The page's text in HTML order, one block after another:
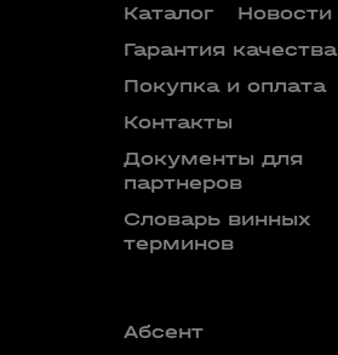
Каталог
Новости
Гарантия качества
Покупка и оплата
Контакты
Документы для
партнеров
Словарь винных
терминов
Абсент